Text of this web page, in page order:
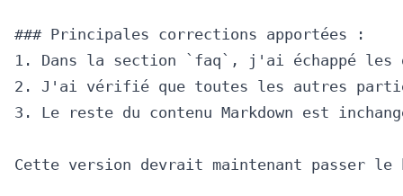
### Principales corrections apportées :
1. Dans la section `faq`, j'ai échappé les
2. J'ai vérifié que toutes les autres
3. Le reste du contenu Markdown est